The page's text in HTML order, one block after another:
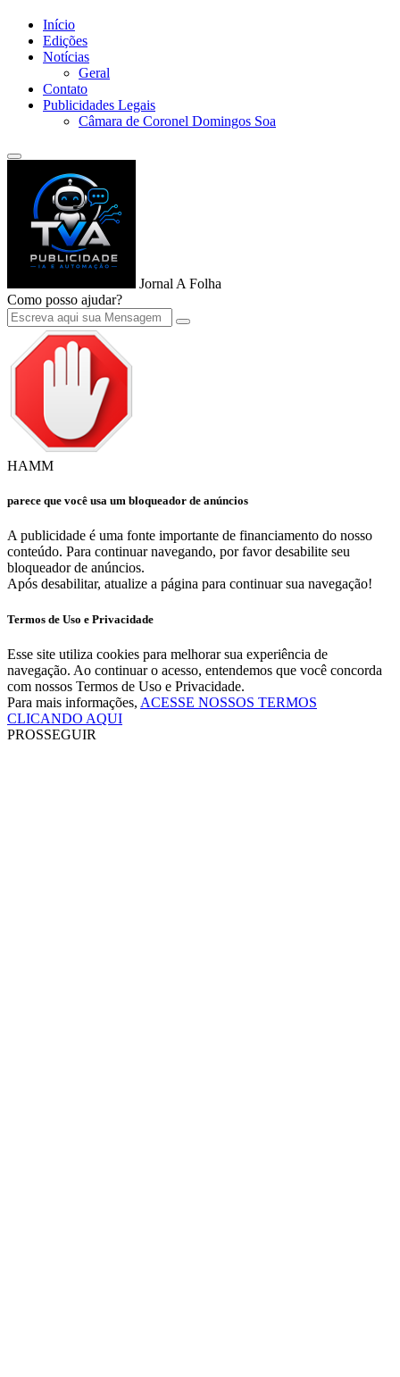
Início
Edições
Notícias
Geral
Contato
Publicidades Legais
Câmara de Coronel Domingos Soa
Jornal A Folha
Como posso ajudar?
HAMM
parece que você usa um bloqueador de anúncios
A publicidade é uma fonte importante de financiamento do nosso
conteúdo. Para continuar navegando, por favor desabilite seu
bloqueador de anúncios.
Após desabilitar, atualize a página para continuar sua navegação!
Termos de Uso e Privacidade
Esse site utiliza cookies para melhorar sua experiência de
navegação. Ao continuar o acesso, entendemos que você concorda
com nossos Termos de Uso e Privacidade.
Para mais informações, ACESSE NOSSOS TERMOS
CLICANDO AQUI
PROSSEGUIR